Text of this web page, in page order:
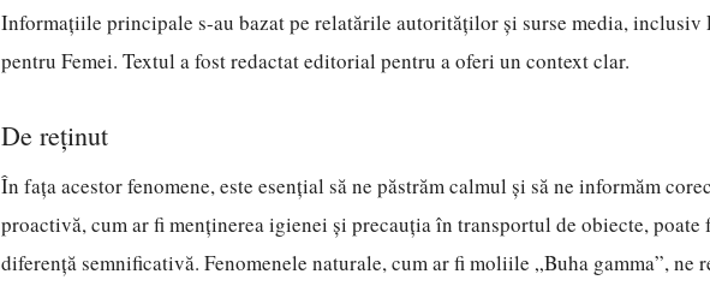
Informațiile principale s-au bazat pe relatările autorităților și surse media, inclusiv
pentru Femei. Textul a fost redactat editorial pentru a oferi un context clar.
De reținut
În fața acestor fenomene, este esențial să ne păstrăm calmul și să ne informăm
proactivă, cum ar fi menținerea igienei și precauția în transportul de obiecte, poate
diferență semnificativă. Fenomenele naturale, cum ar fi moliile „Buha gamma”, ne